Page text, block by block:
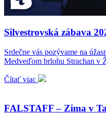
Silvestrovská zábava
Srdečne vás pozývame na
Medveďom brlohu Strachan v
Čítať viac
FALSTAFF – Zima v